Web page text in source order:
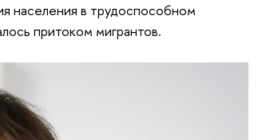
населения в трудоспособном
притоком мигрантов.